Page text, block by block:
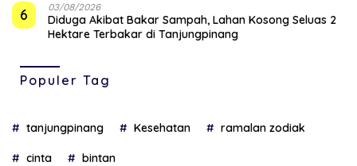
6 03/08/2026
Diduga Akibat Bakar Sampah, Lahan Kosong Seluas 2
Hektare Terbakar di Tanjungpinang
Populer Tag
tanjungpinang Kesehatan ramalan zodiak
cinta bintan